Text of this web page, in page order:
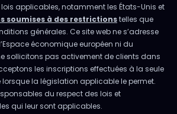
lois applicables, notamment les États-Unis et
soumises à des restrictionstelles que
générales. Ce site web ne s’adresse
économique européen ni du
sollicitons pas activement de clients dans
les inscriptions effectuées à la seule
la législation applicable le permet.
du respect des lois et
qui leur sont applicables.